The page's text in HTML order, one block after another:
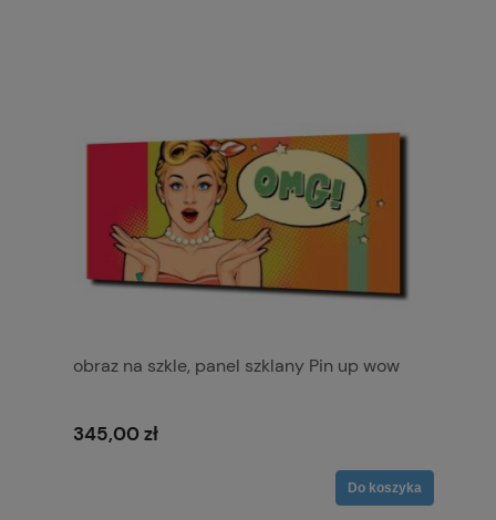
obraz na szkle, panel szklany Pin up wow
345,00 zł
Do koszyka